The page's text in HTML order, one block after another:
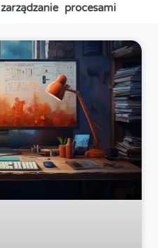
zarządzanie procesami